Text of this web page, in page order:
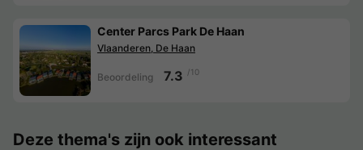
Center Parcs Park De Haan
Vlaanderen, De Haan
Beoordeling 7.3 /10
Deze thema's zijn ook interessant